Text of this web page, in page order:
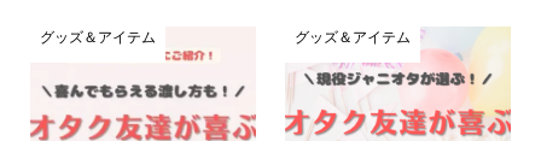
グッズ＆アイテム グッズ＆アイテム